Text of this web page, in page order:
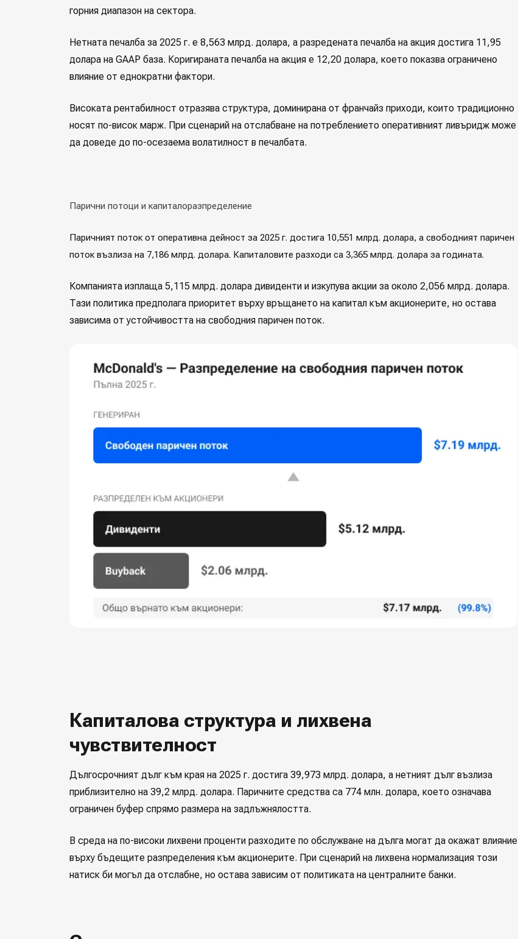
горния диапазон на сектора.
Нетната печалба за 2025 г. е 8,563 млрд. долара, а разредената печалба на акция достига 11,95
долара на GAAP база. Коригираната печалба на акция е 12,20 долара, което показва ограничено
влияние от еднократни фактори.
Високата рентабилност отразява структура, доминирана от франчайз приходи, които традиционно
носят по-висок марж. При сценарий на отслабване на потреблението оперативният ливъридж може
да доведе до по-осезаема волатилност в печалбата.
Парични потоци и капиталоразпределение
Паричният поток от оперативна дейност за 2025 г. достига 10,551 млрд. долара, а свободният паричен
поток възлиза на 7,186 млрд. долара. Капиталовите разходи са 3,365 млрд. долара за годината.
Компанията изплаща 5,115 млрд. долара дивиденти и изкупува акции за около 2,056 млрд. долара.
Тази политика предполага приоритет върху връщането на капитал към акционерите, но остава
зависима от устойчивостта на свободния паричен поток.
Капиталова структура и лихвена
чувствителност
Дългосрочният дълг към края на 2025 г. достига 39,973 млрд. долара, а нетният дълг възлиза
приблизително на 39,2 млрд. долара. Паричните средства са 774 млн. долара, което означава
ограничен буфер спрямо размера на задлъжнялостта.
В среда на по-високи лихвени проценти разходите по обслужване на дълга могат да окажат влияние
върху бъдещите разпределения към акционерите. При сценарий на лихвена нормализация този
натиск би могъл да отслабне, но остава зависим от политиката на централните банки.